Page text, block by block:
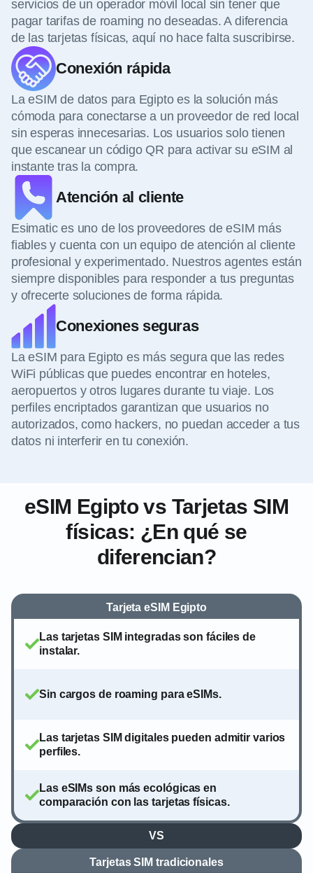
servicios de un operador móvil local sin tener que
pagar tarifas de roaming no deseadas. A diferencia
de las tarjetas físicas, aquí no hace falta suscribirse.
Conexión rápida
La eSIM de datos para Egipto es la solución más
cómoda para conectarse a un proveedor de red local
sin esperas innecesarias. Los usuarios solo tienen
que escanear un código QR para activar su eSIM al
instante tras la compra.
Atención al cliente
Esimatic es uno de los proveedores de eSIM más
fiables y cuenta con un equipo de atención al cliente
profesional y experimentado. Nuestros agentes están
siempre disponibles para responder a tus preguntas
y ofrecerte soluciones de forma rápida.
Conexiones seguras
La eSIM para Egipto es más segura que las redes
WiFi públicas que puedes encontrar en hoteles,
aeropuertos y otros lugares durante tu viaje. Los
perfiles encriptados garantizan que usuarios no
autorizados, como hackers, no puedan acceder a tus
datos ni interferir en tu conexión.
eSIM Egipto vs Tarjetas SIM
físicas: ¿En qué se
diferencian?
Tarjeta eSIM Egipto
Las tarjetas SIM integradas son fáciles de
instalar.
Sin cargos de roaming para eSIMs.
Las tarjetas SIM digitales pueden admitir varios
perfiles.
Las eSIMs son más ecológicas en
comparación con las tarjetas físicas.
VS
Tarjetas SIM tradicionales